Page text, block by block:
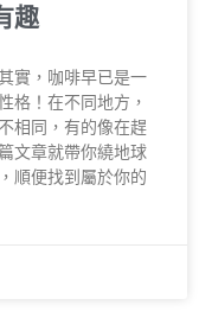
趣
實，咖啡早已是一
格！在不同地方，
相同，有的像在趕
文章就帶你繞地球
順便找到屬於你的